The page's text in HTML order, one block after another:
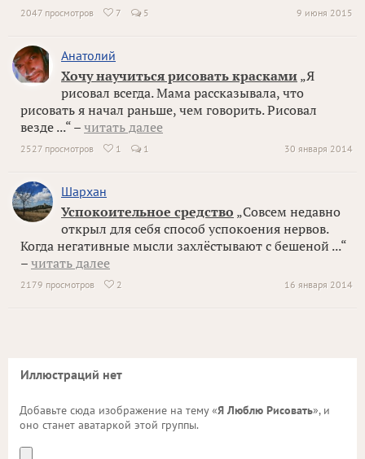
9 июня 2015
2047 просмотров  7 5
Анатолий
Хочу научиться рисовать красками „Я
рисовал всегда. Мама рассказывала, что
рисовать я начал раньше, чем говорить. Рисовал
везде ...“ – читать далее
30 января 2014
2527 просмотров  1 1
Шархан
Успокоительное средство „Совсем недавно
открыл для себя способ успокоения нервов.
Когда негативные мысли захлёстывают с бешеной ...“
– читать далее
16 января 2014
2179 просмотров  2
Иллюстраций нет
Добавьте сюда изображение на тему «Я Люблю Рисовать», и
оно станет аватаркой этой группы.